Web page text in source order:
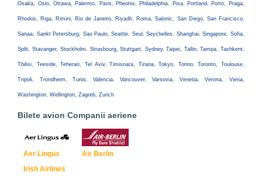
Osaka, Oslo, Ottawa, Palermo, Paris, Pheonix, Philadelphia, Pisa, Portland, Porto, Praga,
Rhodos, Riga, Rimini, Rio de Janeiro, Riyadh, Roma, Salonic, San Diego, San Francisco,
Sanaa, Sankt Petersburg, Sao Paulo, Seattle, Seul, Seychelles, Shanghai, Singapore, Sofia,
Split, Stavanger, Stockholm, Strasbourg, Stuttgart, Sydney, Taipei, Tallin, Tampa, Tashkent,
Tbilisi, Teeside, Teheran, Tel Aviv, Timisoara, Tirana, Tokyo, Torino, Toronto, Toulouse,
Tripoli, Trondheim, Tunis, Valencia, Vancouver, Varsovia, Venetia, Verona, Viena,
Washington, Wellington, Zagreb, Zurich
Bilete avion Companii aeriene
Aer Lingus
Irish Airlines
Air Berlin